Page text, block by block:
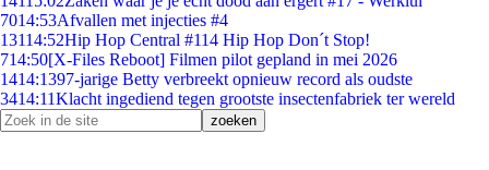
7014:53Afvallen met injecties #4
13114:52Hip Hop Central #114 Hip Hop Don´t Stop!
714:50[X-Files Reboot] Filmen pilot gepland in mei 2026
1414:1397-jarige Betty verbreekt opnieuw record als oudste
3414:11Klacht ingediend tegen grootste insectenfabriek ter wereld